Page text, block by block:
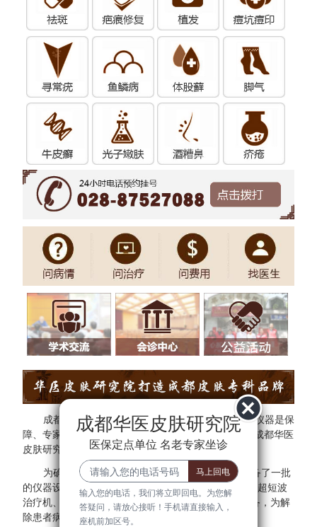
成都华医皮肤研究院秉承"医院环境是基础、设备仪器是保
障、专家团队是核心"的方针。为了更好的服务于民，成都华医
皮肤研究院与多家三甲医院专家建立专家会诊中心。
为确保医疗质量与安全，成都华医皮肤研究院配备了一批
的仪器设备，拥有308准分子光治疗仪、红宝石激光、超短波
治疗机、射频治疗仪、窄谱UVB治疗仪等检查诊断设备，为解
除患者病症提供可靠的保障。
成都华医皮肤研究院
医保定点单位 名老专家坐诊
输入您的电话，我们将立即回电。为您解
答疑问，请放心接听！手机请直接输入，
座机前加区号。